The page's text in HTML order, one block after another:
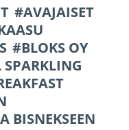
AVAJAISET
BLOKS OY
BISNEKSEEN